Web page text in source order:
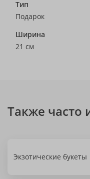
Тип
Подарок
Ширина
21 см
Также часто
Экзотические букеты